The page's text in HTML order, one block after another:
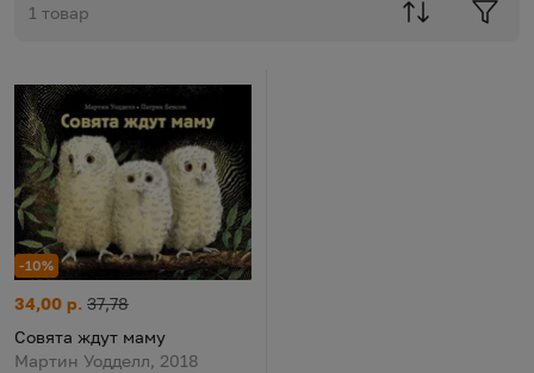
1 товар
-10%
Совята ждут маму
Цена:
34,00 р.
Старая цена:
37,78
Совята ждут маму
Мартин Уодделл, 2018